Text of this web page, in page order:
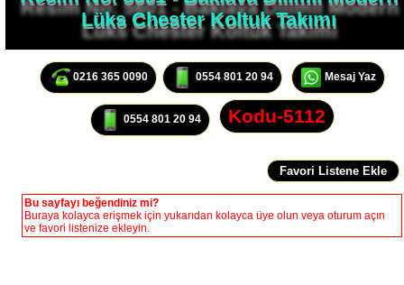
0216 365 0090 0554 801 20 94 Mesaj Yaz
0554 801 20 94 Kodu-5112
Buraya kolayca erişmek için yukarıdan kolayca üye olun veya oturum açın
ve favori listenize ekleyin.